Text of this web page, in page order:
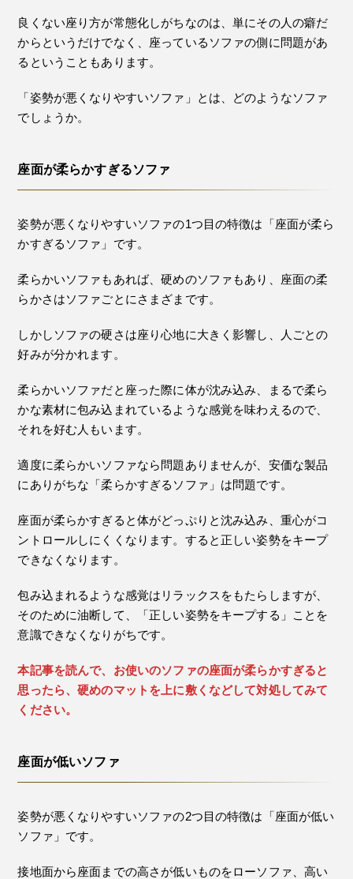
良くない座り方が常態化しがちなのは、単にその人の癖だ
からというだけでなく、座っているソファの側に問題があ
るということもあります。
「姿勢が悪くなりやすいソファ」とは、どのようなソファ
でしょうか。
座面が柔らかすぎるソファ
姿勢が悪くなりやすいソファの1つ目の特徴は「座面が柔ら
かすぎるソファ」です。
柔らかいソファもあれば、硬めのソファもあり、座面の柔
らかさはソファごとにさまざまです。
しかしソファの硬さは座り心地に大きく影響し、人ごとの
好みが分かれます。
柔らかいソファだと座った際に体が沈み込み、まるで柔ら
かな素材に包み込まれているような感覚を味わえるので、
それを好む人もいます。
適度に柔らかいソファなら問題ありませんが、安価な製品
にありがちな「柔らかすぎるソファ」は問題です。
座面が柔らかすぎると体がどっぷりと沈み込み、重心がコ
ントロールしにくくなります。すると正しい姿勢をキープ
できなくなります。
包み込まれるような感覚はリラックスをもたらしますが、
そのために油断して、「正しい姿勢をキープする」ことを
意識できなくなりがちです。
本記事を読んで、お使いのソファの座面が柔らかすぎると
思ったら、硬めのマットを上に敷くなどして対処してみて
ください。
座面が低いソファ
姿勢が悪くなりやすいソファの2つ目の特徴は「座面が低い
ソファ」です。
接地面から座面までの高さが低いものをローソファ、高い